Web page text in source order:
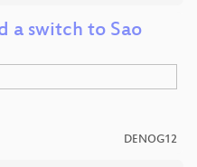
a switch to Sao
DENOG12